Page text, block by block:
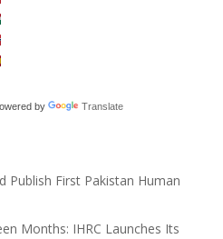
by Translate
Publish First Pakistan Human
Months: IHRC Launches Its